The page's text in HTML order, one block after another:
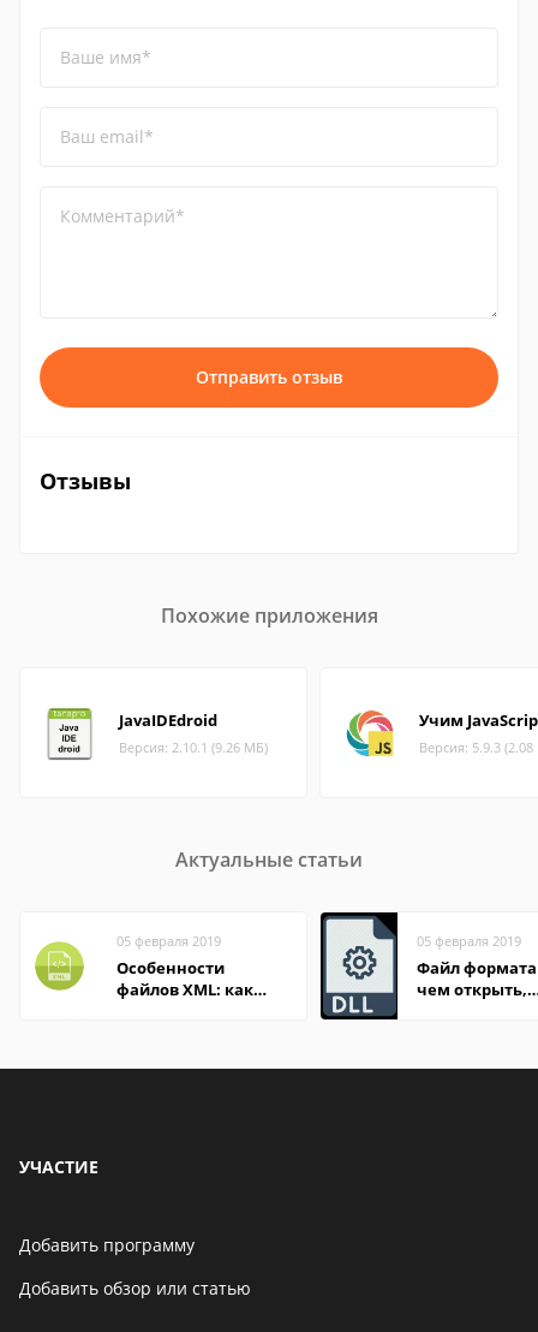
Ваше имя*
Ваш email*
Комментарий*
Отправить отзыв
Отзывы
Похожие приложения
JavaIDEdroid
Версия: 2.10.1 (9.26 МБ)
Учим
Версия: 5.9.3
Актуальные статьи
05 февраля 2019
Особенности
файлов XML: как
05 февраля 2019
Файл формата
чем открыть,
УЧАСТИЕ
Добавить программу
Добавить обзор или статью